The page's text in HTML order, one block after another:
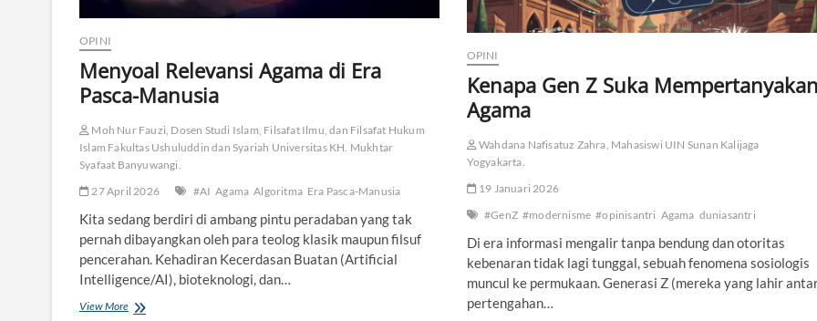
r
a
A
a
n
u
l
k
r
OPINI
Menyoal Relevansi Agama di Era
Pasca-Manusia
Moh Nur Fauzi, Dosen Studi Islam, Filsafat Ilmu, dan Filsafat Hukum
Islam Fakultas Ushuluddin dan Syariah Universitas KH. Mukhtar
Syafaat Banyuwangi.
27 April 2026
#AI Agama Algoritma Era Pasca-Manusia
Kita sedang berdiri di ambang pintu peradaban yang tak
pernah dibayangkan oleh para teolog klasik maupun filsuf
pencerahan. Kehadiran Kecerdasan Buatan (Artificial
Intelligence/AI), bioteknologi, dan…
View More M
OPINI
Kenapa Gen Z Suka
Agama
Wahdana Nafisatuz Zahra, Mahasiswi UIN Sunan Kalijaga
Yogyakarta.
19 Januari 2026
#GenZ #modernisme #opinisantri Agama duniasantri
Di era informasi mengalir tanpa bendung dan otoritas
kebenaran tidak lagi tunggal, sebuah fenomena sosiologis
muncul ke permukaan. Generasi Z (mereka yang lahir
pertengahan…